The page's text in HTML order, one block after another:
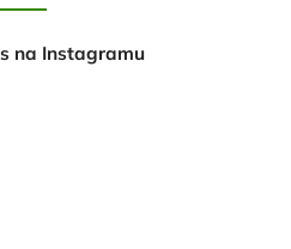
na Instagramu